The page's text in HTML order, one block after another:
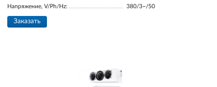
Напряжение, V/Ph/Hz:
380/3~/50
Заказать